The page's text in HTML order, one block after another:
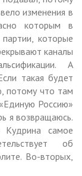
изменения в
которым в
которые
каналы
А
такая будет
потому что там
Россию»
я возвращаюсь.
самое
об
Во-вторых,